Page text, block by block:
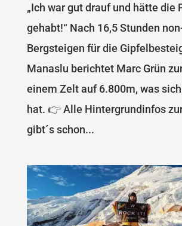
„Ich war gut drauf und hätte die
gehabt!“ Nach 16,5 Stunden
Bergsteigen für die
Manaslu berichtet Marc Grün
einem Zelt auf 6.800m, was
hat. 👉 Alle Hintergrundinfos
gibt´s schon...